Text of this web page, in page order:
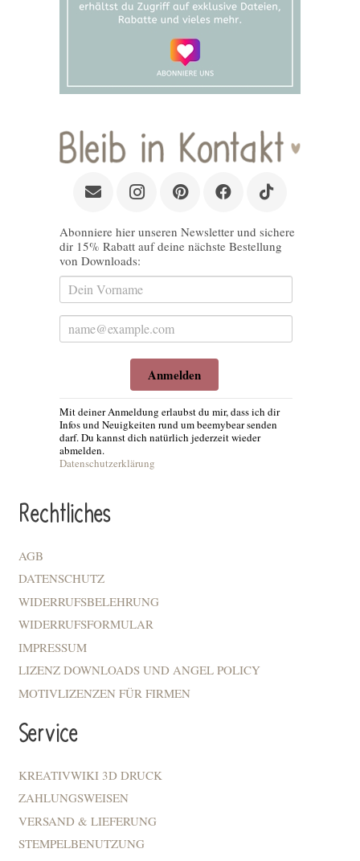
Abonniere hier unseren Newsletter und sichere
dir 15% Rabatt auf deine nächste Bestellung
von Downloads:
Anmelden
Mit deiner Anmeldung erlaubst du mir, dass ich dir
Infos und Neuigkeiten rund um beemybear senden
darf. Du kannst dich natürlich jederzeit wieder
abmelden.
Datenschutzerklärung
Rechtliches
AGB
DATENSCHUTZ
WIDERRUFSBELEHRUNG
WIDERRUFSFORMULAR
IMPRESSUM
LIZENZ DOWNLOADS UND ANGEL POLICY
MOTIVLIZENZEN FÜR FIRMEN
Service
KREATIVWIKI 3D DRUCK
ZAHLUNGSWEISEN
VERSAND & LIEFERUNG
STEMPELBENUTZUNG